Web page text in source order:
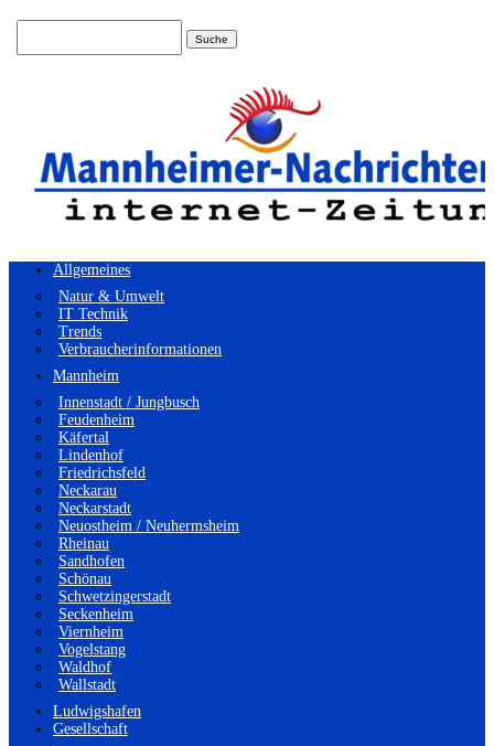
Allgemeines
Natur & Umwelt
IT Technik
Trends
Verbraucherinformationen
Mannheim
Innenstadt / Jungbusch
Feudenheim
Käfertal
Lindenhof
Friedrichsfeld
Neckarau
Neckarstadt
Neuostheim / Neuhermsheim
Rheinau
Sandhofen
Schönau
Schwetzingerstadt
Seckenheim
Viernheim
Vogelstang
Waldhof
Wallstadt
Ludwigshafen
Gesellschaft